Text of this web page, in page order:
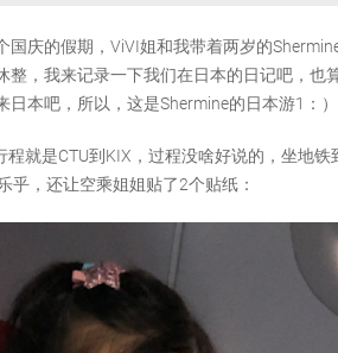
国庆的假期，ViVI姐和我带着两岁的
整，我来记录一下我们在日本的日记吧，也
本吧，所以，这是Shermine的日本游1：）
就是CTU到KIX，过程没啥好说的，坐地
乎，还让空乘姐姐贴了2个贴纸：